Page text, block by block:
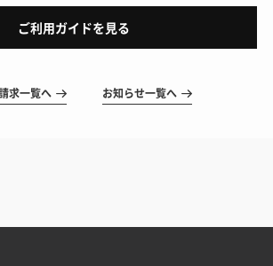
ご利用ガイドを見る
求一覧へ お知らせ一覧へ